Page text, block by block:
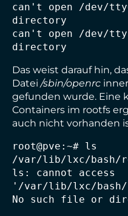
can't open /dev/
directory
can't open /dev/
directory
Das weist darauf hin,
Datei/sbin/openrc
gefunden wurde. Eine
Containers im rootfs
auch nicht vorhanden
root@pve:~# ls
/var/lib/lxc/bash/
ls: cannot access
'/var/lib/lxc/bash/
No such file or